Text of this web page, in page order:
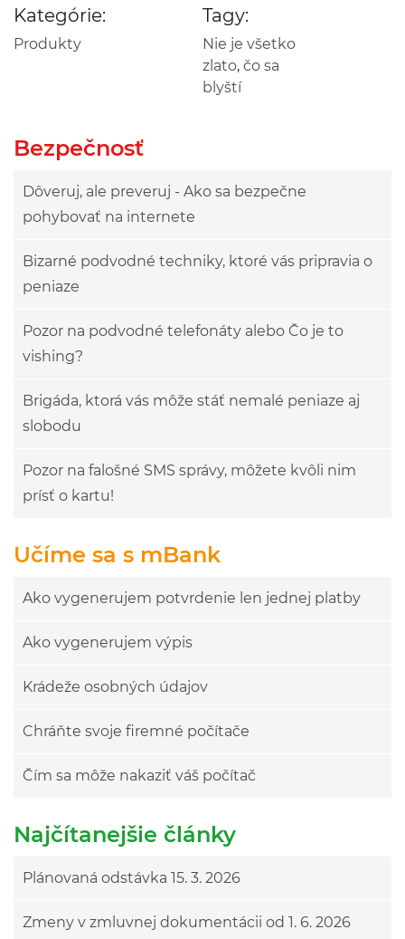
Kategórie:
Produkty
Tagy:
Nie je všetko
zlato, čo sa
blyští
Bezpečnosť
Dôveruj, ale preveruj - Ako sa bezpečne
pohybovať na internete
Bizarné podvodné techniky, ktoré vás pripravia o
peniaze
Pozor na podvodné telefonáty alebo Čo je to
vishing?
Brigáda, ktorá vás môže stáť nemalé peniaze aj
slobodu
Pozor na falošné SMS správy, môžete kvôli nim
prísť o kartu!
Učíme sa s mBank
Ako vygenerujem potvrdenie len jednej platby
Ako vygenerujem výpis
Krádeže osobných údajov
Chráňte svoje firemné počítače
Čím sa môže nakaziť váš počítač
Najčítanejšie články
Plánovaná odstávka 15. 3. 2026
Zmeny v zmluvnej dokumentácii od 1. 6. 2026